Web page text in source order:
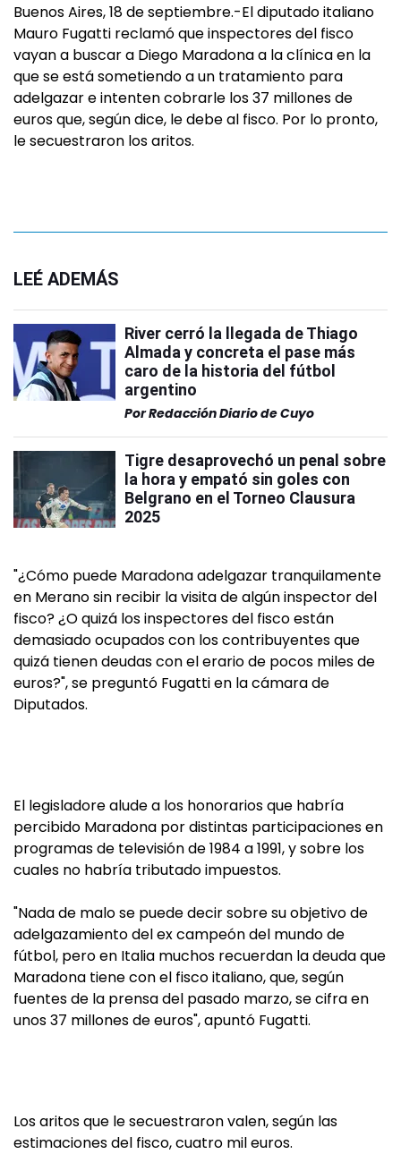
Buenos Aires, 18 de septiembre.-El diputado italiano
Mauro Fugatti reclamó que inspectores del fisco
vayan a buscar a Diego Maradona a la clínica en la
que se está sometiendo a un tratamiento para
adelgazar e intenten cobrarle los 37 millones de
euros que, según dice, le debe al fisco. Por lo pronto,
le secuestraron los aritos.
LEÉ ADEMÁS
River cerró la llegada de Thiago
Almada y concreta el pase más
caro de la historia del fútbol
argentino
PorRedacción Diario de Cuyo
Tigre desaprovechó un penal sobre
la hora y empató sin goles con
Belgrano en el Torneo Clausura
2025
"¿Cómo puede Maradona adelgazar tranquilamente
en Merano sin recibir la visita de algún inspector del
fisco? ¿O quizá los inspectores del fisco están
demasiado ocupados con los contribuyentes que
quizá tienen deudas con el erario de pocos miles de
euros?", se preguntó Fugatti en la cámara de
Diputados.
El legisladore alude a los honorarios que habría
percibido Maradona por distintas participaciones en
programas de televisión de 1984 a 1991, y sobre los
cuales no habría tributado impuestos.
"Nada de malo se puede decir sobre su objetivo de
adelgazamiento del ex campeón del mundo de
fútbol, pero en Italia muchos recuerdan la deuda que
Maradona tiene con el fisco italiano, que, según
fuentes de la prensa del pasado marzo, se cifra en
unos 37 millones de euros", apuntó Fugatti.
Los aritos que le secuestraron valen, según las
estimaciones del fisco, cuatro mil euros.